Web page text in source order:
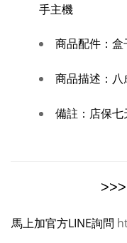
手主機
商品配件： 盒
商品描述：
備註： 店保七
馬上加官方LINE詢問